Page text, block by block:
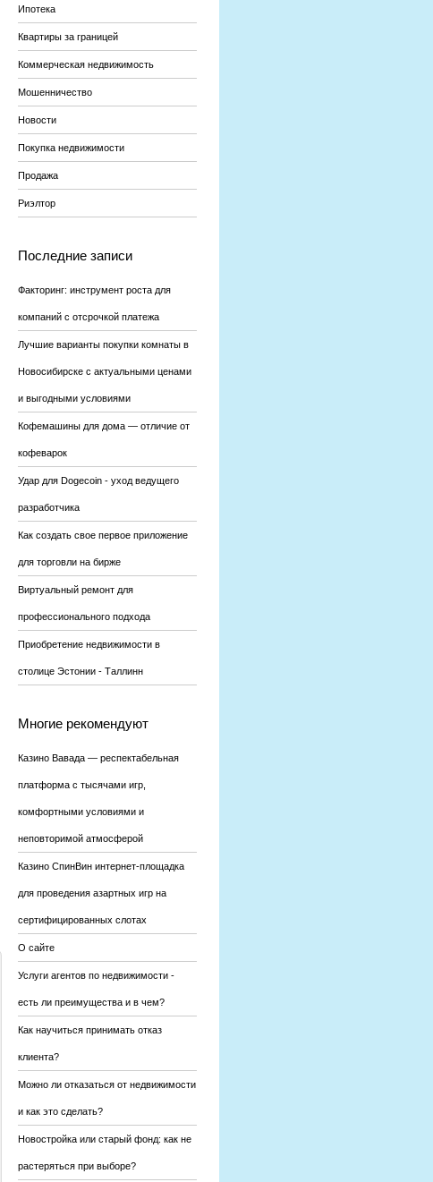
Ипотека
Квартиры за границей
Коммерческая недвижимость
Мошенничество
Новости
Покупка недвижимости
Продажа
Риэлтор
Последние записи
Факторинг: инструмент роста для
компаний с отсрочкой платежа
Лучшие варианты покупки комнаты в
Новосибирске с актуальными ценами
и выгодными условиями
Кофемашины для дома — отличие от
кофеварок
Удар для Dogecoin - уход ведущего
разработчика
Как создать свое первое приложение
для торговли на бирже
Виртуальный ремонт для
профессионального подхода
Приобретение недвижимости в
столице Эстонии - Таллинн
Многие рекомендуют
Казино Вавада — респектабельная
платформа с тысячами игр,
комфортными условиями и
неповторимой атмосферой
Казино СпинВин интернет-площадка
для проведения азартных игр на
сертифицированных слотах
О сайте
Услуги агентов по недвижимости -
есть ли преимущества и в чем?
Как научиться принимать отказ
клиента?
Можно ли отказаться от недвижимости
и как это сделать?
Новостройка или старый фонд: как не
растеряться при выборе?